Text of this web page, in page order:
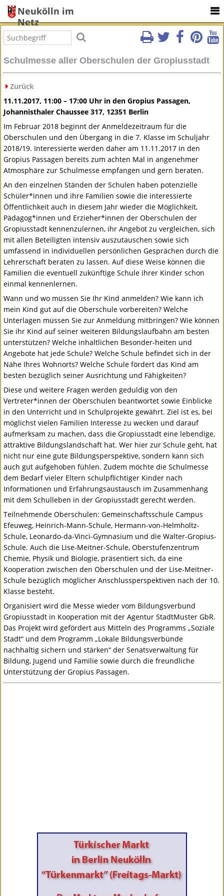
Neukölln im
Netz
Schulmesse aller Oberschulen der Gropiusstadt
Zurück
11.11.2017, 11:00 – 17:00 Uhr in den Gropius Passagen,
Johannisthaler Chaussee 317, 12351 Berlin
Im Februar 2018 beginnt der Anmeldezeitraum für die
Oberschulen und den Übergang in die 7. Klasse im Schuljahr
2018/19. Interessierte werden daher am 11.11.2017 in den
Gropius Passagen bereits zum achten Mal in angenehmer
Atmosphäre zur Schulmesse empfangen und gern beraten.
An den einzelnen Ständen der Schulen haben potenzielle
Schüler*innen und ihre Familien sowie die interessierte
Öffentlichkeit auch in diesem Jahr wieder die Möglichkeit,
Pädagog*innen und Erzieher*innen der Oberschulen der
Gropiusstadt kennenzulernen, ihr Angebot zu vergleichen, sich
mit allen Beteiligten intensiv auszutauschen sowie sich
umfassend in individuellen persönlichen Gesprächen durch die
Lehrerschaft beraten zu lassen. Auf diese Weise können die
Familien die eventuell zukünftige Schule ihrer Kinder schon
einmal kennenlernen.
Wann und wo müssen Sie Ihr Kind anmelden? Wie kann ich
mein Kind gut auf die Oberschule vorbereiten? Welche
Unterlagen müssen Sie zur Anmeldung mitbringen? Wie können
Sie ihr Kind auf seiner weiteren Bildungslaufbahn am besten
unterstützen? Welche inhaltlichen Besonder-heiten und
Angebote hat jede Schule? Welche Schule befindet sich in der
Nähe Ihres Wohnorts? Welche Schule fördert das Kind am
besten bezüglich seiner Ausrichtung und Fähigkeiten?
Diese und weitere Fragen werden geduldig von den
Vertreter*innen der Oberschulen beantwortet sowie Einblicke
in den Unterricht und in Schulprojekte gewährt. Ziel ist es, bei
möglichst vielen Familien Interesse zu wecken und darauf
aufmerksam zu machen, dass die Gropiusstadt eine lebendige,
attraktive Bildungslandschaft hat. Wer hier zur Schule geht, hat
nicht nur eine gute Bildungsperspektive, sondern kann sich
auch gut aufgehoben fühlen. Zudem möchte die Schulmesse
dem Bedarf vieler Eltern schulpflichtiger Kinder nach
Informationen und Erfahrungsaustausch im Zusammenhang
mit dem Schulleben in der Gropiusstadt gerecht werden.
Teilnehmende Oberschulen: Gemeinschaftsschule Campus
Efeuweg, Heinrich-Mann-Schule, Hermann-von-Helmholtz-
Schule, Leonardo-da-Vinci-Gymnasium und die Walter-Gropius-
Schule. Auch die Lise-Meitner-Schule, Oberstufenzentrum
Chemie, Physik und Biologie, präsentiert sich, da eine
Kooperation zwischen den Oberschulen und der Lise-Meitner-
Schule bezüglich möglicher Anschlussperspektiven nach der 10.
Klasse besteht.
Organisiert wird die Messe wieder vom Bildungsverbund
Gropiusstadt in Kooperation mit der Agentur StadtMuster GbR.
Das Projekt wird gefördert aus Mitteln des Programms „Soziale
Stadt“ und dem Programm „Lokale Bildungsverbünde
nachhaltig sichern und stärken“ der Senatsverwaltung für
Bildung, Jugend und Familie sowie durch die freundliche
Unterstützung der Gropius Passagen.